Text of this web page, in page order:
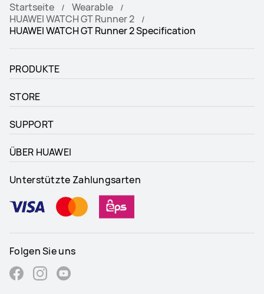
Startseite
Wearable
HUAWEI WATCH GT Runner 2
HUAWEI WATCH GT Runner 2 Specification
PRODUKTE
STORE
SUPPORT
ÜBER HUAWEI
Unterstützte Zahlungsarten
Folgen Sie uns